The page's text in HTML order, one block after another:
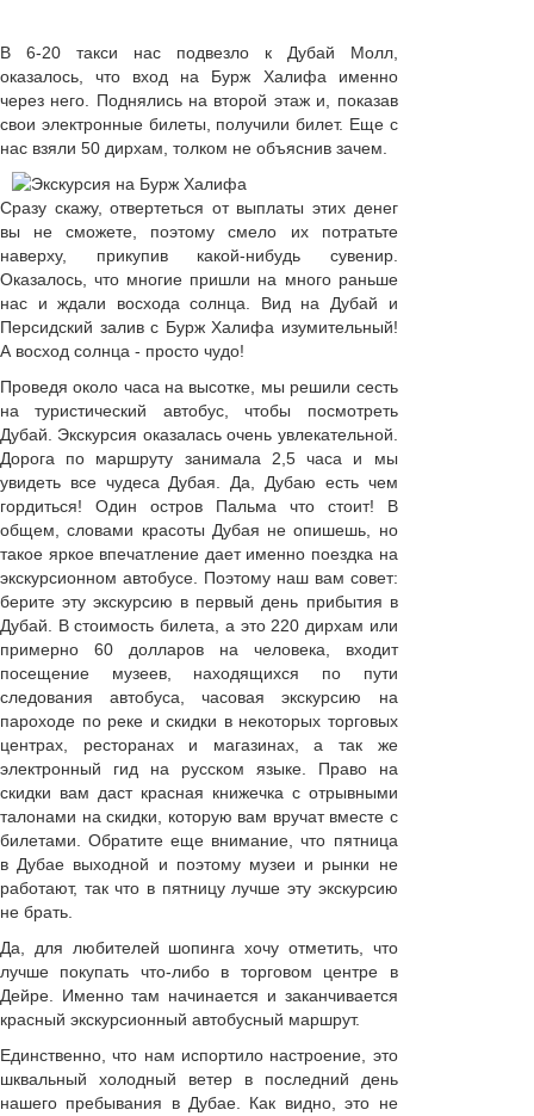
В 6-20 такси нас подвезло к Дубай Молл,
оказалось, что вход на Бурж Халифа именно
через него. Поднялись на второй этаж и, показав
свои электронные билеты, получили билет. Еще с
нас взяли 50 дирхам, толком не объяснив зачем.
Сразу скажу, отвертеться от выплаты этих денег
вы не сможете, поэтому смело их потратьте
наверху, прикупив какой-нибудь сувенир.
Оказалось, что многие пришли на много раньше
нас и ждали восхода солнца. Вид на Дубай и
Персидский залив с Бурж Халифа изумительный!
А восход солнца - просто чудо!
Проведя около часа на высотке, мы решили сесть
на туристический автобус, чтобы посмотреть
Дубай. Экскурсия оказалась очень увлекательной.
Дорога по маршруту занимала 2,5 часа и мы
увидеть все чудеса Дубая. Да, Дубаю есть чем
гордиться! Один остров Пальма что стоит! В
общем, словами красоты Дубая не опишешь, но
такое яркое впечатление дает именно поездка на
экскурсионном автобусе. Поэтому наш вам совет:
берите эту экскурсию в первый день прибытия в
Дубай. В стоимость билета, а это 220 дирхам или
примерно 60 долларов на человека, входит
посещение музеев, находящихся по пути
следования автобуса, часовая экскурсию на
пароходе по реке и скидки в некоторых торговых
центрах, ресторанах и магазинах, а так же
электронный гид на русском языке. Право на
скидки вам даст красная книжечка с отрывными
талонами на скидки, которую вам вручат вместе с
билетами. Обратите еще внимание, что пятница
в Дубае выходной и поэтому музеи и рынки не
работают, так что в пятницу лучше эту экскурсию
не брать.
Да, для любителей шопинга хочу отметить, что
лучше покупать что-либо в торговом центре в
Дейре. Именно там начинается и заканчивается
красный экскурсионный автобусный маршрут.
Единственно, что нам испортило настроение, это
шквальный холодный ветер в последний день
нашего пребывания в Дубае. Как видно, это не